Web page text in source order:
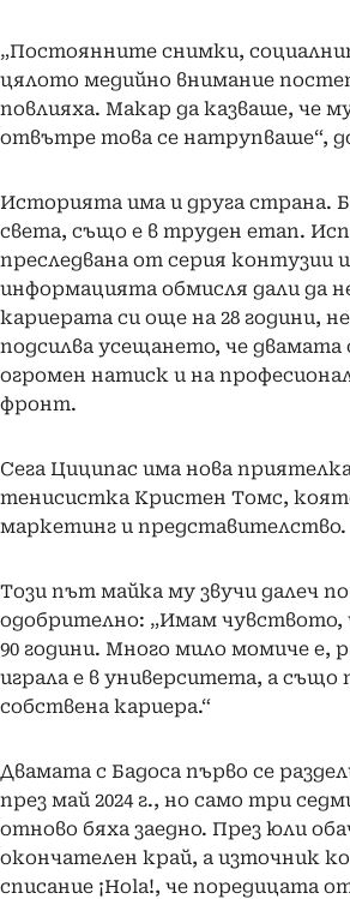
„Постоянните снимки,
цялото медийно внимание
повлияха. Макар да казваше, че
отвътре това се натрупваше“,
Историята има и друга страна.
света, също е в труден етап.
преследвана от серия контузии
информацията обмисля дали да
кариерата си още на 28 години,
подсилва усещането, че двамата
огромен натиск и на
фронт.
Сега Циципас има нова
тенисистка Кристен Томс,
маркетинг и представителство.
Този път майка му звучи далеч
одобрително: „Имам чувството,
90 години. Много мило момиче е,
играла е в университета, а също
собствена кариера.“
Двамата с Бадоса първо се
през май 2024 г., но само три
отново бяха заедно. През юли
окончателен край, а източник
списание ¡Hola!, че поредицата